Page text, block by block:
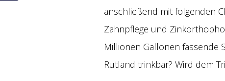
anschließend mit folgenden
Zahnpflege und
Millionen Gallonen fassende
Rutland trinkbar? Wird dem